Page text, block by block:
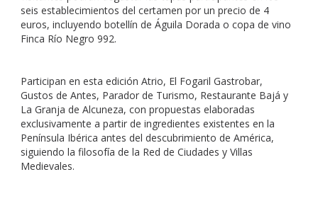
seis establecimientos del certamen por un precio de 4
euros, incluyendo botellín de Águila Dorada o copa de vino
Finca Río Negro 992.
Participan en esta edición Atrio, El Fogaril Gastrobar,
Gustos de Antes, Parador de Turismo, Restaurante Bajá y
La Granja de Alcuneza, con propuestas elaboradas
exclusivamente a partir de ingredientes existentes en la
Península Ibérica antes del descubrimiento de América,
siguiendo la filosofía de la Red de Ciudades y Villas
Medievales.